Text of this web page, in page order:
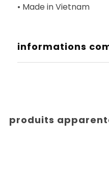
• Made in Vietnam
informations
produits